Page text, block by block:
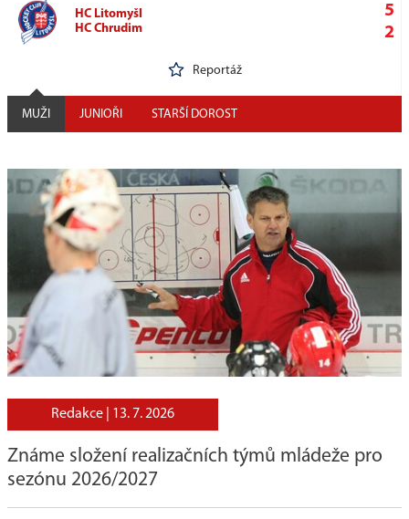
HC Litomyšl
HC Chrudim
5
2
Reportáž
MUŽI JUNIOŘI STARŠÍ DOROST
Redakce | 13. 7. 2026
Známe složení realizačních týmů mládeže pro
sezónu 2026/2027